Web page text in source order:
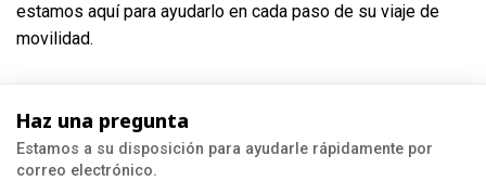
estamos aquí para ayudarlo en cada paso de su viaje de
movilidad.
Haz una pregunta
Estamos a su disposición para ayudarle rápidamente por
correo electrónico.